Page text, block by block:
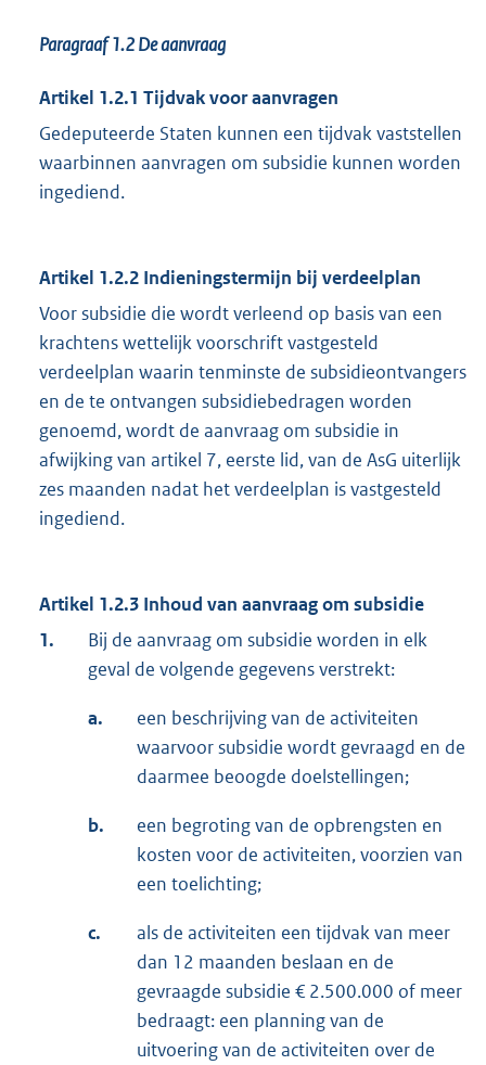
Paragraaf 1.2 De aanvraag
Artikel 1.2.1 Tijdvak voor aanvragen
Gedeputeerde Staten kunnen een tijdvak vaststellen
waarbinnen aanvragen om subsidie kunnen worden
ingediend.
Artikel 1.2.2 Indieningstermijn bij verdeelplan
Voor subsidie die wordt verleend op basis van een
krachtens wettelijk voorschrift vastgesteld
verdeelplan waarin tenminste de subsidieontvangers
en de te ontvangen subsidiebedragen worden
genoemd, wordt de aanvraag om subsidie in
afwijking van artikel 7, eerste lid, van de AsG uiterlijk
zes maanden nadat het verdeelplan is vastgesteld
ingediend.
Artikel 1.2.3 Inhoud van aanvraag om subsidie
1.
Bij de aanvraag om subsidie worden in elk
geval de volgende gegevens verstrekt:
a.
een beschrijving van de activiteiten
waarvoor subsidie wordt gevraagd en de
daarmee beoogde doelstellingen;
b.
een begroting van de opbrengsten en
kosten voor de activiteiten, voorzien van
een toelichting;
c.
als de activiteiten een tijdvak van meer
dan 12 maanden beslaan en de
gevraagde subsidie € 2.500.000 of meer
bedraagt: een planning van de
uitvoering van de activiteiten over de